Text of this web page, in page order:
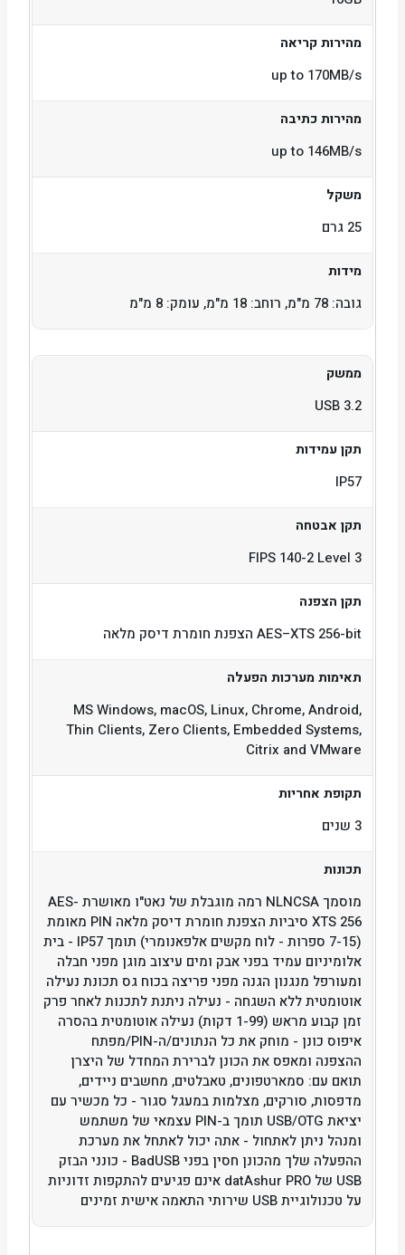
מהירות קריאה
up to 170MB/s
מהירות כתיבה
up to 146MB/s
משקל
25 גרם
מידות
גובה: 78 מ"מ, רוחב: 18 מ"מ, עומק: 8 מ"מ
ממשק
USB 3.2
תקן עמידות
IP57
תקן אבטחה
FIPS 140-2 Level 3
תקן הצפנה
AES–XTS 256-bit הצפנת חומרת דיסק מלאה
תאימות מערכות הפעלה
MS Windows, macOS, Linux, Chrome, Android,
Thin Clients, Zero Clients, Embedded Systems,
Citrix and VMware
תקופת אחריות
3 שנים
תכונות
מוסמך NLNCSA רמה מוגבלת של נאט"ו מאושרת AES-
XTS 256 סיביות הצפנת חומרת דיסק מלאה PIN מאומת
(7-15 ספרות - לוח מקשים אלפאנומרי) תומך IP57 - בית
אלומיניום עמיד בפני אבק ומים עיצוב מוגן מפני חבלה
ומעורפל מנגנון הגנה מפני פריצה בכוח גס תכונת נעילה
אוטומטית ללא השגחה - נעילה ניתנת לתכנות לאחר פרק
זמן קבוע מראש (1-99 דקות) נעילה אוטומטית בהסרה
איפוס כונן - מוחק את כל הנתונים/ה-PIN/מפתח
ההצפנה ומאפס את הכונן לברירת המחדל של היצרן
תואם עם: סמארטפונים, טאבלטים, מחשבים ניידים,
מדפסות, סורקים, מצלמות במעגל סגור - כל מכשיר עם
יציאת USB/OTG תומך ב-PIN עצמאי של משתמש
ומנהל ניתן לאתחול - אתה יכול לאתחל את מערכת
ההפעלה שלך מהכונן חסין בפני BadUSB - כונני הבזק
USB של datAshur PRO אינם פגיעים להתקפות זדוניות
על טכנולוגיית USB שירותי התאמה אישית זמינים